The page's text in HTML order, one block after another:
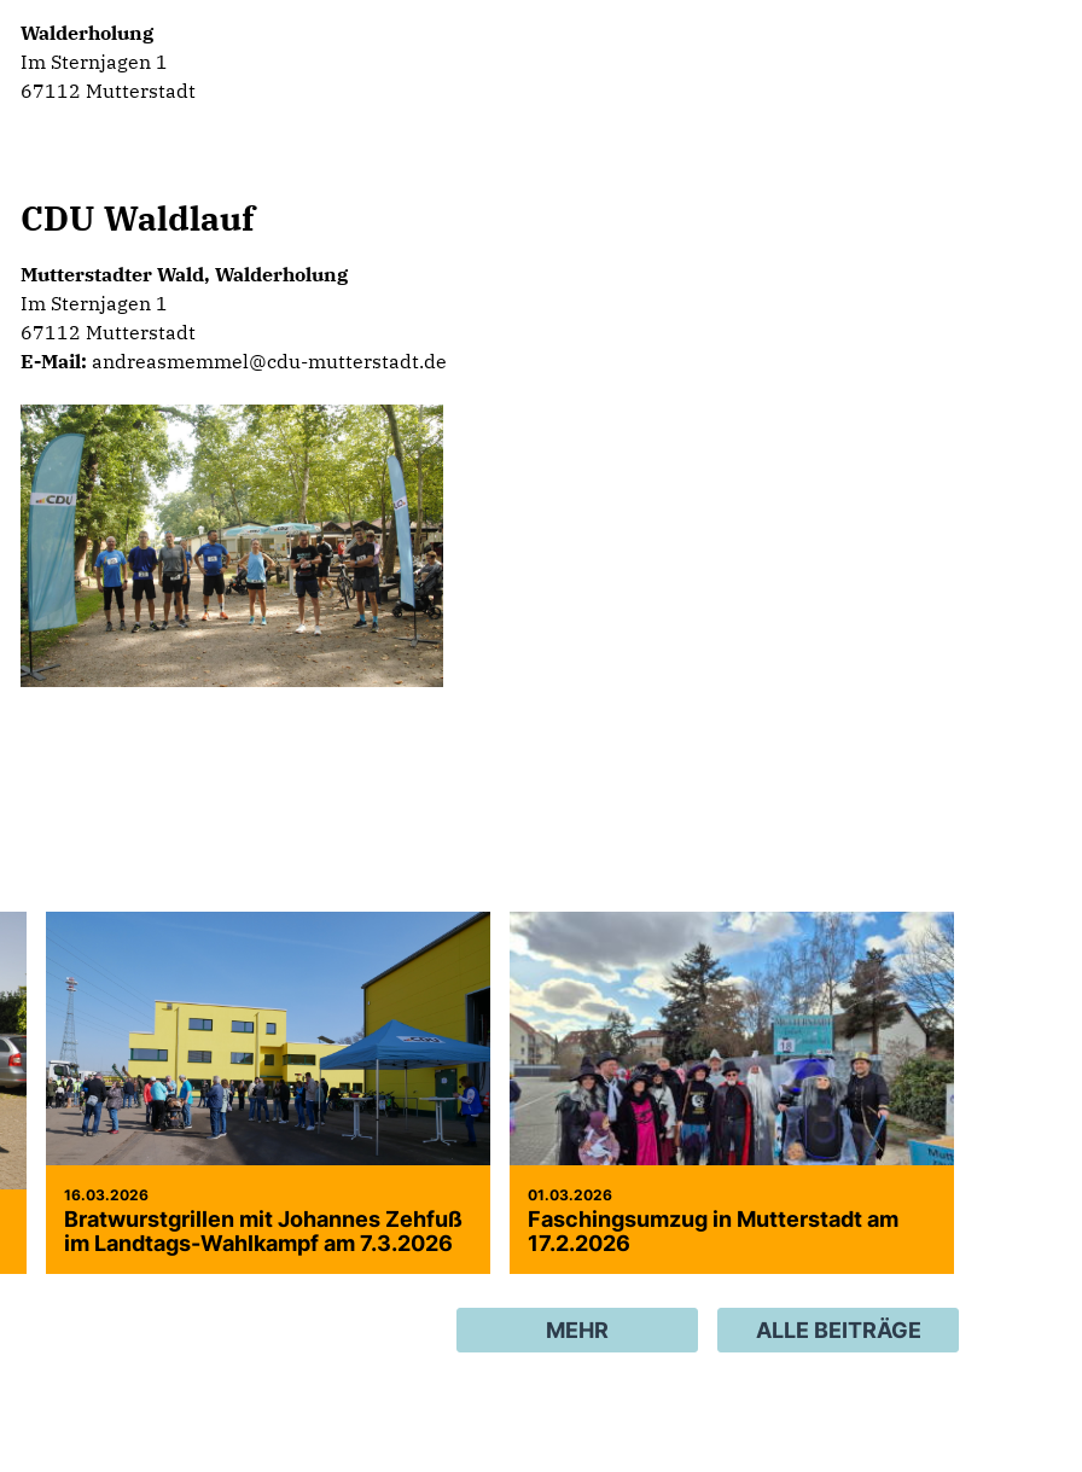
Walderholung
Im Sternjagen 1
67112 Mutterstadt
CDU Waldlauf
Mutterstadter Wald, Walderholung
Im Sternjagen 1
67112 Mutterstadt
E-Mail: andreasmemmel@cdu-mutterstadt.de
16.03.2026
Bratwurstgrillen mit Johannes Zehfuß
im Landtags-Wahlkampf am 7.3.2026
01.03.2026
Faschingsumzug in Mutterstadt am
17.2.2026
ALLE BEITRÄGE
MEHR